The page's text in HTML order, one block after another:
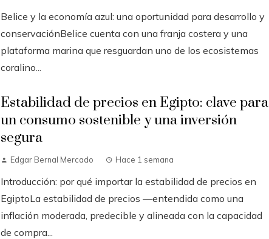
Belice y la economía azul: una oportunidad para desarrollo y
conservaciónBelice cuenta con una franja costera y una
plataforma marina que resguardan uno de los ecosistemas
coralino...
Estabilidad de precios en Egipto: clave para
un consumo sostenible y una inversión
segura
Edgar Bernal Mercado Hace 1 semana
Introducción: por qué importar la estabilidad de precios en
EgiptoLa estabilidad de precios —entendida como una
inflación moderada, predecible y alineada con la capacidad
de compra...